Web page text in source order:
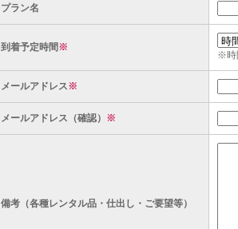
プラン名
到着予定時間※
※時
メールアドレス※
メールアドレス（確認） ※
備考（各種レンタル品・仕出し・ご要望等）